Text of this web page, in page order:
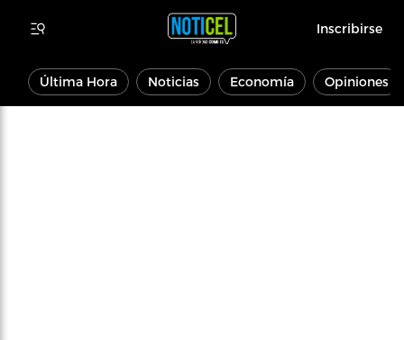
Inscribirse
Última Hora Noticias Economía Opiniones